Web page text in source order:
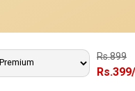
Rs.899